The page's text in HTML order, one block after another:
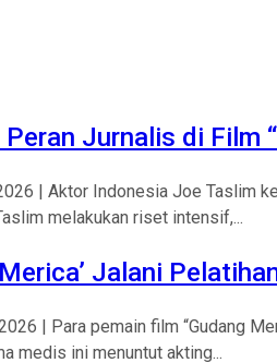
Jurnalis di Film
| Aktor Indonesia Joe Taslim
melakukan riset intensif,...
Merica’ Jalani
| Para pemain film “Gudang
medis ini menuntut akting...